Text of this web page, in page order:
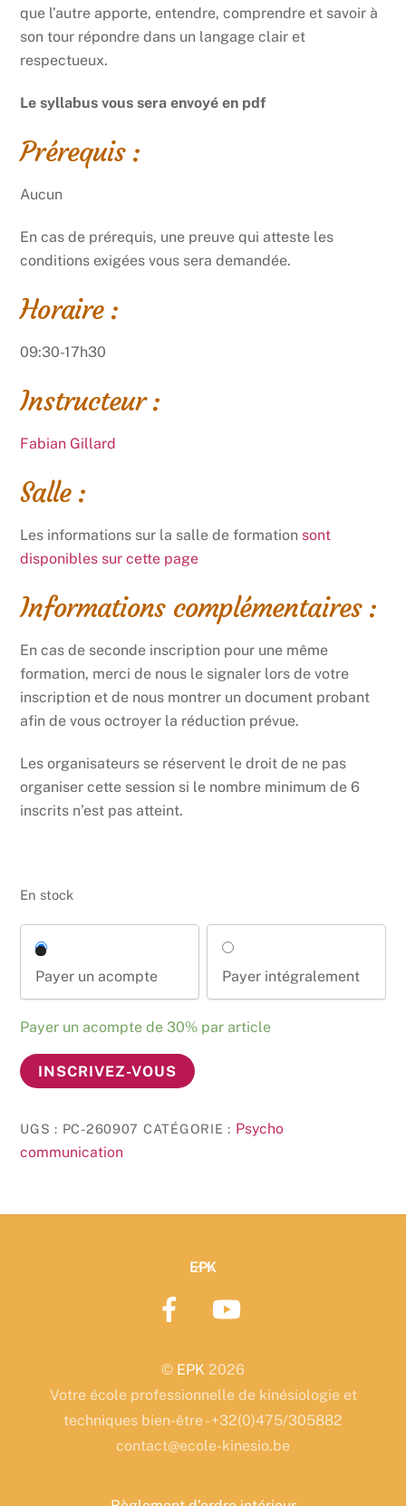
que l’autre apporte, entendre, comprendre et savoir à
son tour répondre dans un langage clair et
respectueux.
Le syllabus vous sera envoyé en pdf
Prérequis :
Aucun
En cas de prérequis, une preuve qui atteste les
conditions exigées vous sera demandée.
Horaire :
09:30-17h30
Instructeur :
Fabian Gillard
Salle :
Les informations sur la salle de formation sont
disponibles sur cette page
Informations complémentaires :
En cas de seconde inscription pour une même
formation, merci de nous le signaler lors de votre
inscription et de nous montrer un document probant
afin de vous octroyer la réduction prévue.
Les organisateurs se réservent le droit de ne pas
organiser cette session si le nombre minimum de 6
inscrits n’est pas atteint.
En stock
Payer un acompte Payer intégralement
Payer un acompte de 30% par article
quantité
de
communication
07/09
INSCRIVEZ-VOUS
UGS : PC-260907 CATÉGORIE : Psycho
communication
Back
Top
EPK
© EPK 2026
Votre école professionnelle de kinésiologie et
techniques bien-être - +32(0)475/305882
contact@ecole-kinesio.be